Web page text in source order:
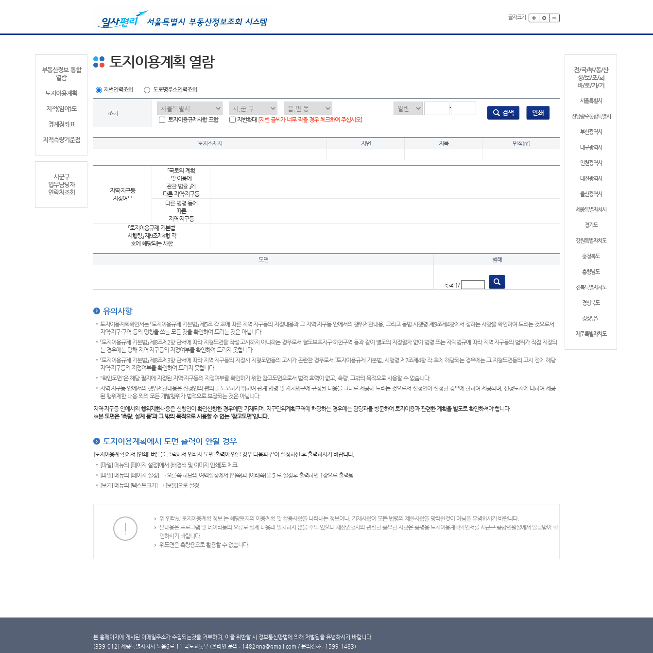
글자크기
부동산정보 통합
열람
토지이용계획
지적(임야)도
경계점좌표
지적측량기준점
시군구
업무담당자
연락처조회
전/국/부/동/산
정/보/조/회
바/로/가/기
서울특별시
전남광주통합특별시
부산광역시
대구광역시
인천광역시
대전광역시
울산광역시
세종특별자치시
경기도
강원특별자치도
충청북도
충청남도
전북특별자치도
경상북도
경상남도
제주특별자치도
토지이용계획 열람
지번입력조회 도로명주소입력조회
조회
-
토지이용규제사항 포함
지번확대 [지번 글씨가 너무 작을 경우 체크하여 주십시오]
토지소재지 지번 지목 면적(㎡)
지역·지구등
지정여부
「국토의 계획
및 이용에
관한 법률 」에
따른 지역·지구등
다른 법령 등에
따른
지역·지구등
「토지이용규제 기본법
시행령」 제9조제4항 각
호에 해당되는 사항
도면 범례
축척 1/
유의사항
토지이용계획확인서는 「토지이용규제 기본법」 제5조 각 호에 따른 지역·지구등의 지정내용과 그 지역·지구등 안에서의 행위제한내용, 그리고 동법 시행령 제9조제4항에서 정하는 사항을 확인하여 드리는 것으로서
지역·지구·구역 등의 명칭을 쓰는 모든 것을 확인하여 드리는 것은 아닙니다.
「토지이용규제 기본법」 제8조제2항 단서에 따라 지형도면을 작성·고시하지 아니하는 경우로서 철도보호지구·하천구역 등과 같이 별도의 지정절차 없이 법령 또는 자치법규에 따라 지역·지구등의 범위가 직접 지정되
는 경우에는 당해 지역·지구등의 지정여부를 확인하여 드리지 못합니다.
「토지이용규제 기본법」 제8조제3항 단서에 따라 지역·지구등의 지정시 지형도면등의 고시가 곤란한 경우로서 「토지이용규제 기본법」 시행령 제7조제4항 각 호에 해당되는 경우에는 그 지형도면등의 고시 전에 해당
지역·지구등의 지정여부를 확인하여 드리지 못합니다.
"확인도면"은 해당 필지에 지정된 지역·지구등의 지정여부를 확인하기 위한 참고도면으로서 법적 효력이 없고, 측량, 그밖의 목적으로 사용할 수 없습니다.
지역·지구등 안에서의 행위제한내용은 신청인의 편의를 도모하기 위하여 관계 법령 및 자치법규에 규정된 내용을 그대로 제공해 드리는 것으로서 신청인이 신청한 경우에 한하여 제공되며, 신청토지에 대하여 제공
된 행위제한 내용 외의 모든 개발행위가 법적으로 보장되는 것은 아닙니다.
지역·지구등 안에서의 행위제한내용은 신청인이 확인신청한 경우에만 기재되며, 지구단위계획구역에 해당하는 경우에는 담당과를 방문하여 토지이용과 관련한 계획을 별도로 확인하셔야 합니다.
※본 도면은“측량, 설계 등”과 그 밖의 목적으로 사용할 수 없는 “참고도면”입니다.
토지이용계획에서 도면 출력이 안될 경우
[토지이용계획]에서 [인쇄] 버튼을 클릭해서 인쇄시 도면 출력이 안될 경우 다음과 같이 설정하신 후 출력하시기 바랍니다.
[파일] 메뉴의 [페이지 설정]에서 [배경색 및 이미지 인쇄]도 체크
[파일] 메뉴의 [페이지 설정] → 오른쪽 하단의 여백설정에서 [위쪽]과 [아래쪽]을 5 로 설정후 출력하면 1장으로 출력됨
[보기] 메뉴의 [텍스트크기] → [보통]으로 설정
위 인터넷 토지이용계획 정보 는 해당토지의 이용계획 및 활용사항을 나타내는 정보이나, 기재사항이 모든 법령의 제한사항을 망라한것이 아님을 유념하시기 바랍니다.
본내용은 프로그램 및 데이타등의 오류로 실제 내용과 일치하지 않을 수도 있으니 재산권행사와 관련한 중요한 사항은 증명용 토지이용계획확인서를 시군구 종합민원실에서 발급받아 확
인하시기 바랍니다.
위도면은 측량용으로 활용할 수 없습니다.
본 홈페이지에 게시된 이메일주소가 수집되는것을 거부하며, 이를 위반할 시 정보통신망법에 의해 처벌됨을 유념하시기 바랍니다.
(339-012) 세종특별자치시 도움6로 11 국토교통부 (온라인 문의 : 1482qna@gmail.com / 문의전화 : 1599-1483)